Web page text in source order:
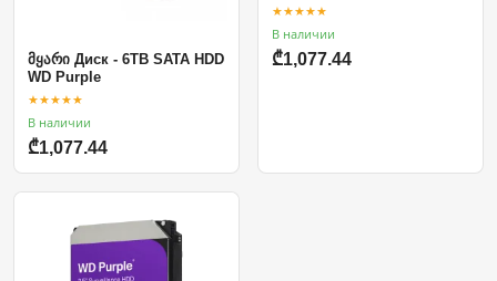
მყარი Диск - 6TB SATA HDD
WD Purple
★★★★★
В наличии
₾1,077.44
★★★★★
В наличии
₾1,077.44